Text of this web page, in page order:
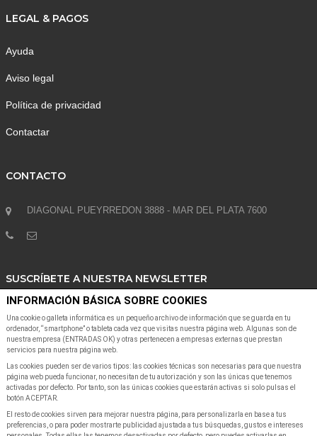
LEGAL & PAGOS
Ayuda
Aviso legal
Política de privacidad
Contactar
CONTACTO
DIAGONAL PUEYRREDON 3888 - MAR DEL PLATA 7600
SUSCRÍBETE A NUESTRA NEWSLETTER
Suscribete a nuestra Newsletter para recibir las últimas noticias y ofertas
INFORMACIÓN BÁSICA SOBRE COOKIES
Una cookie o galleta informática es un pequeño archivo de información que se guarda en tu
ordenador, “smartphone” o tableta cada vez que visitas nuestra página web. Algunas son de
nuestra empresa (ENTRADAS OK) y otras pertenecen a empresas externas que prestan
servicios para nuestra página web.
Las cookies pueden ser de varios tipos: las cookies técnicas son necesarias para que nuestra
página web pueda funcionar, no necesitan de tu autorización y son las únicas que tenemos
activadas por defecto. Por tanto, son las únicas cookies que estarán activas si solo pulsas el
botón ACEPTAR.
El resto de cookies sirven para mejorar nuestra página, para personalizarla en base a tus
preferencias, o para poder mostrarte publicidad ajustada a tus búsquedas, gustos e intereses